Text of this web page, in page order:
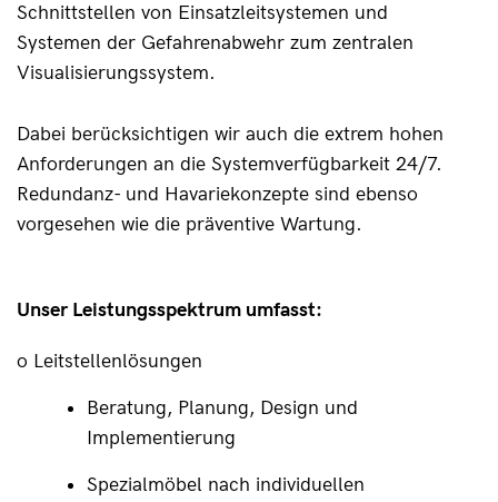
Schnittstellen von Einsatzleitsystemen und
Systemen der Gefahrenabwehr zum zentralen
Visualisierungssystem.
Dabei berücksichtigen wir auch die extrem hohen
Anforderungen an die Systemverfügbarkeit 24/7.
Redundanz- und Havariekonzepte sind ebenso
vorgesehen wie die präventive Wartung.
Unser Leistungsspektrum umfasst:
o Leitstellenlösungen
Beratung, Planung, Design und
Implementierung
Spezialmöbel nach individuellen